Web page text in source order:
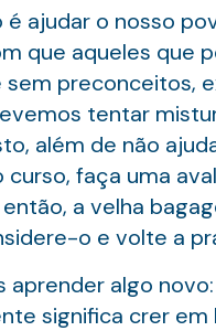
ajudar o nosso
que aqueles que
preconceitos,
tentar
além de não
curso, faça uma
a velha
o e volte a
aprender algo
significa crer